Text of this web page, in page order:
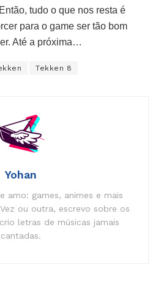
tudo o que nos resta é
para o game ser tão bom
Até a próxima…
Tekken 8
Yohan
amo: games, animes e mais
ou outra, escrevo sobre os
letras de músicas jamais
cantadas.